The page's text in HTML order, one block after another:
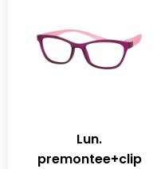
Lun.
premontee+clip